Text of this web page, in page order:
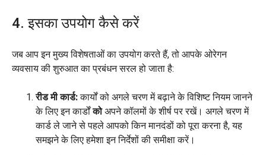
4. इसका उपयोग कैसे करें
जब आप इन मुख्य विशेषताओं का उपयोग करते हैं, तो आपके ओरेगन
व्यवसाय की शुरुआत का प्रबंधन सरल हो जाता है:
रीड मी कार्ड:कार्यों को अगले चरण में बढ़ाने के विशिष्ट नियम जानने
के लिए इन कार्डोंकोअपने कॉलमों के शीर्ष पर रखें। अगले चरण में
कार्ड ले जाने से पहले आपको किन मानदंडों को पूरा करना है, यह
समझने के लिए हमेशा इन निर्देशों की समीक्षा करें।